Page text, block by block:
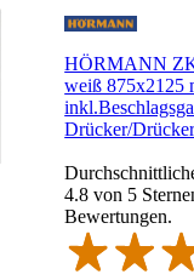
HÖRMANN
weiß 875x2125
Drücker/
4.8 von 5
Bewertungen.